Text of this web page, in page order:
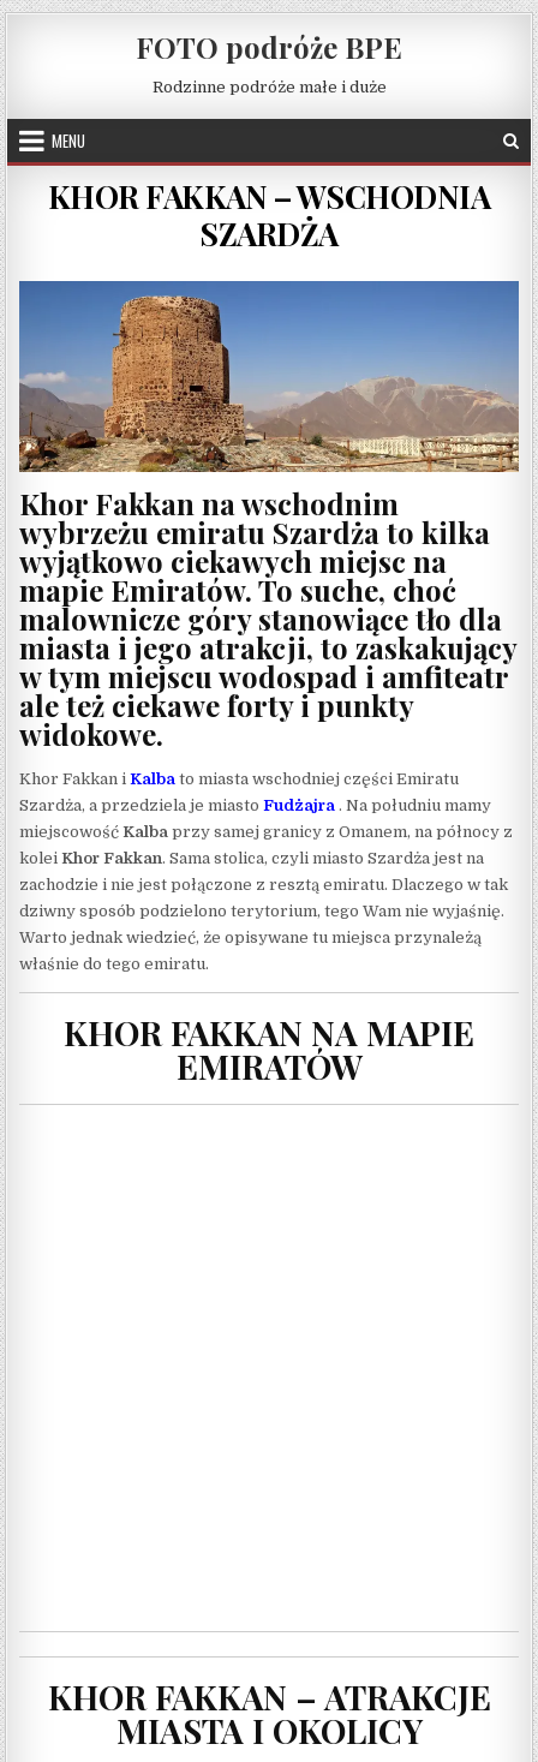
Skip to content
FOTO podróże BPE
Rodzinne podróże małe i duże
MENU
KHOR FAKKAN – WSCHODNIA
SZARDŻA
Khor Fakkan na wschodnim
wybrzeżu emiratu Szardża to kilka
wyjątkowo ciekawych miejsc na
mapie Emiratów. To suche, choć
malownicze góry stanowiące tło dla
miasta i jego atrakcji, to zaskakujący
w tym miejscu wodospad i amfiteatr
ale też ciekawe forty i punkty
widokowe.
Khor Fakkan iKalba to miasta wschodniej części Emiratu
Szardża, a przedziela je miastoFudżajra . Na południu mamy
miejscowośćKalba przy samej granicy z Omanem, na północy z
koleiKhor Fakkan. Sama stolica, czyli miasto Szardża jest na
zachodzie i nie jest połączone z resztą emiratu. Dlaczego w tak
dziwny sposób podzielono terytorium, tego Wam nie wyjaśnię.
Warto jednak wiedzieć, że opisywane tu miejsca przynależą
właśnie do tego emiratu.
KHOR FAKKAN NA MAPIE
EMIRATÓW
KHOR FAKKAN – ATRAKCJE
MIASTA I OKOLICY